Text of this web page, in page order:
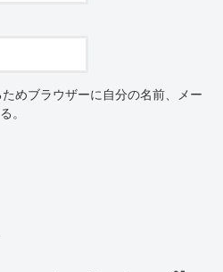
めブラウザーに自分の名前、メー
。